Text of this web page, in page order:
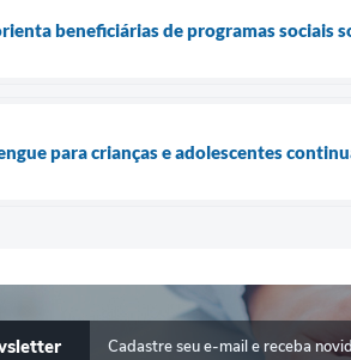
beneficiárias de programas sociais
para crianças e adolescentes